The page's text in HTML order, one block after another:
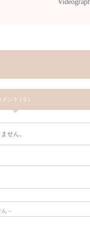
メント ( 0 )
せん。
ん -